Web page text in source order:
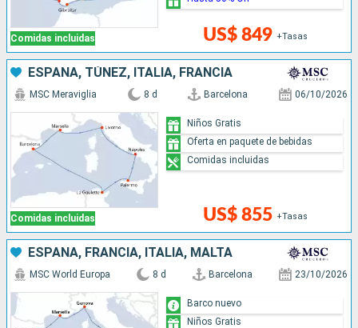
Comidas incluidas US$ 849 +Tasas
ESPAÑA, TÚNEZ, ITALIA, FRANCIA
Comidas incluidas
MSC Meraviglia 8 d Barcelona 06/10/2026
US$ 855 +Tasas
Niños Gratis
Oferta en paquete de bebidas
Comidas incluidas
ESPAÑA, FRANCIA, ITALIA, MALTA
MSC World Europa 8 d Barcelona 23/10/2026
Barco nuevo
Niños Gratis